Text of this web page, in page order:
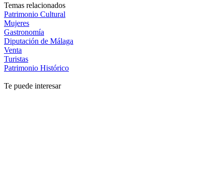
Temas relacionados
Patrimonio Cultural
Mujeres
Gastronomía
Diputación de Málaga
Venta
Turistas
Patrimonio Histórico
Te puede interesar